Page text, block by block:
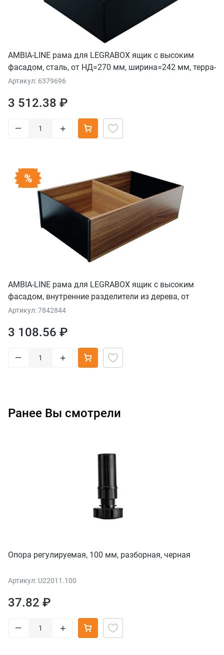
AMBIA-LINE рама для LEGRABOX ящик с высоким
фасадом, сталь, от НД=270 мм, ширина=242 мм, терра-
черный
Артикул: 6379696
3 512.38 ₽
– +
AMBIA-LINE рама для LEGRABOX ящик с высоким
фасадом, внутренние разделители из дерева, от
НД=400 мм, ширина=218 мм, орех "Теннесси"/терра-
Артикул: 7842844
3 108.56 ₽
– +
Ранее Вы смотрели
Опора регулируемая, 100 мм, разборная, черная
Артикул: U22011.100
37.82 ₽
– +